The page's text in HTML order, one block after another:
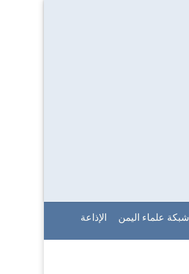
شبكة علماء اليمن الإذاعة